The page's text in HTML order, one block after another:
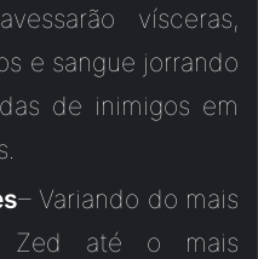
vísceras,
e sangue jorrando
de inimigos em
– Variando do mais
Zed até o mais